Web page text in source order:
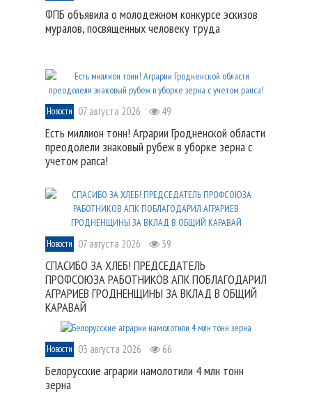
ФПБ объявила о молодежном конкурсе эскизов
муралов, посвященных человеку труда
Новости 07 августа 2026 49
Есть миллион тонн! Аграрии Гродненской области
преодолели знаковый рубеж в уборке зерна с
учетом рапса!
Новости 07 августа 2026 39
СПАСИБО ЗА ХЛЕБ! ПРЕДСЕДАТЕЛЬ
ПРОФСОЮЗА РАБОТНИКОВ АПК ПОБЛАГОДАРИЛ
АГРАРИЕВ ГРОДНЕНЩИНЫ ЗА ВКЛАД В ОБЩИЙ
КАРАВАЙ
Новости 03 августа 2026 66
Белорусские аграрии намолотили 4 млн тонн
зерна